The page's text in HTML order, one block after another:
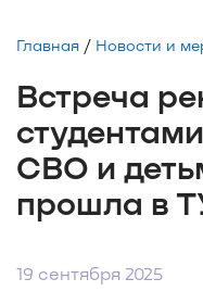
Главная / Новости и
Встреча
СВО и
прошла в
19 сентября 2025